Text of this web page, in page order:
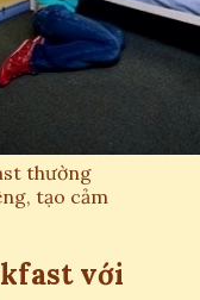
thường
tạo cảm
với